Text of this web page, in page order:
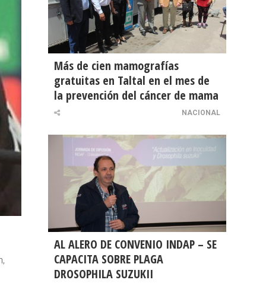
Más de cien mamografías
gratuitas en Taltal en el mes de
la prevención del cáncer de mama
NACIONAL
AL ALERO DE CONVENIO INDAP – SE
CAPACITA SOBRE PLAGA
DROSOPHILA SUZUKII